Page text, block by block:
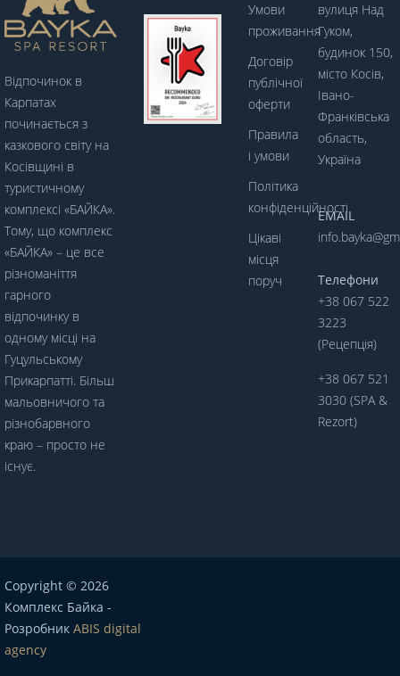
Відпочинок в
Карпатах
починається з
казкового світу на
Косівщині в
туристичному
комплексі «БАЙКА».
Тому, що комплекс
«БАЙКА» – це все
різноманіття
гарного
відпочинку в
одному місці на
Гуцульському
Прикарпатті. Більш
мальовничого та
різнобарвного
краю – просто не
існує.
Умови
проживання
Договір
публічної
оферти
Правила
і умови
Політика
конфіденційності
Цікаві
місця
поруч
вулиця Над
Гуком,
будинок 150,
місто Косів,
Івано-
Франківська
область,
Україна
EMAIL
Телефони
+38 067 522
3223
(Рецепція)
+38 067 521
3030 (SPA &
Rezort)
Copyright © 2026
Комплекс Байка -
Розробник ABIS digital
agency